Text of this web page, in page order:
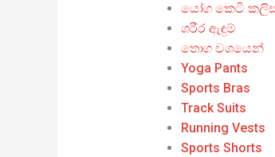
යෝග කෙටි
ශරීර ඇඳුම්
තොග වශයෙන්
Yoga Pants
Sports Bras
Track Suits
Running Vests
Sports Shorts